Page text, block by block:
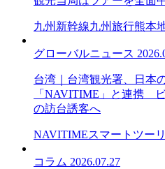
九州新幹線九州旅行熊本
グローバルニュース
台湾｜台湾観光署、日本
「NAVITIME」と連携
の訪台誘客へ
NAVITIMEスマートツー
コラム 2026.07.27